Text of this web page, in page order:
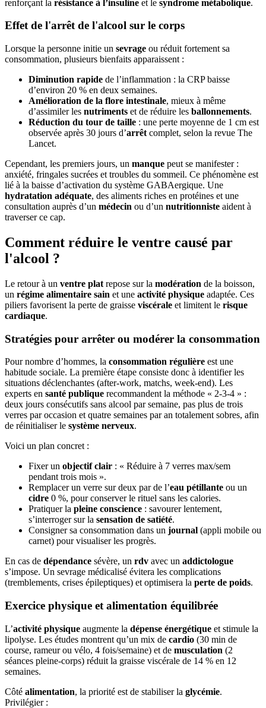
renforçant la résistance à l’insuline et le syndrome métabolique.
Effet de l'arrêt de l'alcool sur le corps
Lorsque la personne initie un sevrage ou réduit fortement sa
consommation, plusieurs bienfaits apparaissent :
Diminution rapide de l’inflammation : la CRP baisse
d’environ 20 % en deux semaines.
Amélioration de la flore intestinale, mieux à même
d’assimiler les nutriments et de réduire les ballonnements.
Réduction du tour de taille : une perte moyenne de 1 cm est
observée après 30 jours d’arrêt complet, selon la revue The
Lancet.
Cependant, les premiers jours, un manque peut se manifester :
anxiété, fringales sucrées et troubles du sommeil. Ce phénomène est
lié à la baisse d’activation du système GABAergique. Une
hydratation adéquate, des aliments riches en protéines et une
consultation auprès d’un médecin ou d’un nutritionniste aident à
traverser ce cap.
Comment réduire le ventre causé par
l'alcool ?
Le retour à un ventre plat repose sur la modération de la boisson,
un régime alimentaire sain et une activité physique adaptée. Ces
piliers favorisent la perte de graisse viscérale et limitent le risque
cardiaque.
Stratégies pour arrêter ou modérer la consommation
Pour nombre d’hommes, la consommation régulière est une
habitude sociale. La première étape consiste donc à identifier les
situations déclenchantes (after-work, matchs, week-end). Les
experts en santé publique recommandent la méthode « 2-3-4 » :
deux jours consécutifs sans alcool par semaine, pas plus de trois
verres par occasion et quatre semaines par an totalement sobres, afin
de réinitialiser le système nerveux.
Voici un plan concret :
Fixer un objectif clair : « Réduire à 7 verres max/sem
pendant trois mois ».
Remplacer un verre sur deux par de l’eau pétillante ou un
cidre 0 %, pour conserver le rituel sans les calories.
Pratiquer la pleine conscience : savourer lentement,
s’interroger sur la sensation de satiété.
Consigner sa consommation dans un journal (appli mobile ou
carnet) pour visualiser les progrès.
En cas de dépendance sévère, un rdv avec un addictologue
s’impose. Un sevrage médicalisé évitera les complications
(tremblements, crises épileptiques) et optimisera la perte de poids.
Exercice physique et alimentation équilibrée
L’activité physique augmente la dépense énergétique et stimule la
lipolyse. Les études montrent qu’un mix de cardio (30 min de
course, rameur ou vélo, 4 fois/semaine) et de musculation (2
séances pleine-corps) réduit la graisse viscérale de 14 % en 12
semaines.
Côté alimentation, la priorité est de stabiliser la glycémie.
Privilégier :